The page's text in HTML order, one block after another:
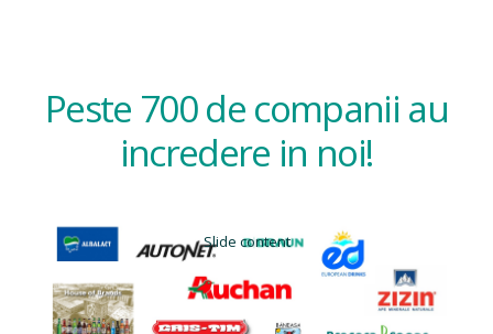
Peste 700 de companii au
incredere in noi!
Slide content